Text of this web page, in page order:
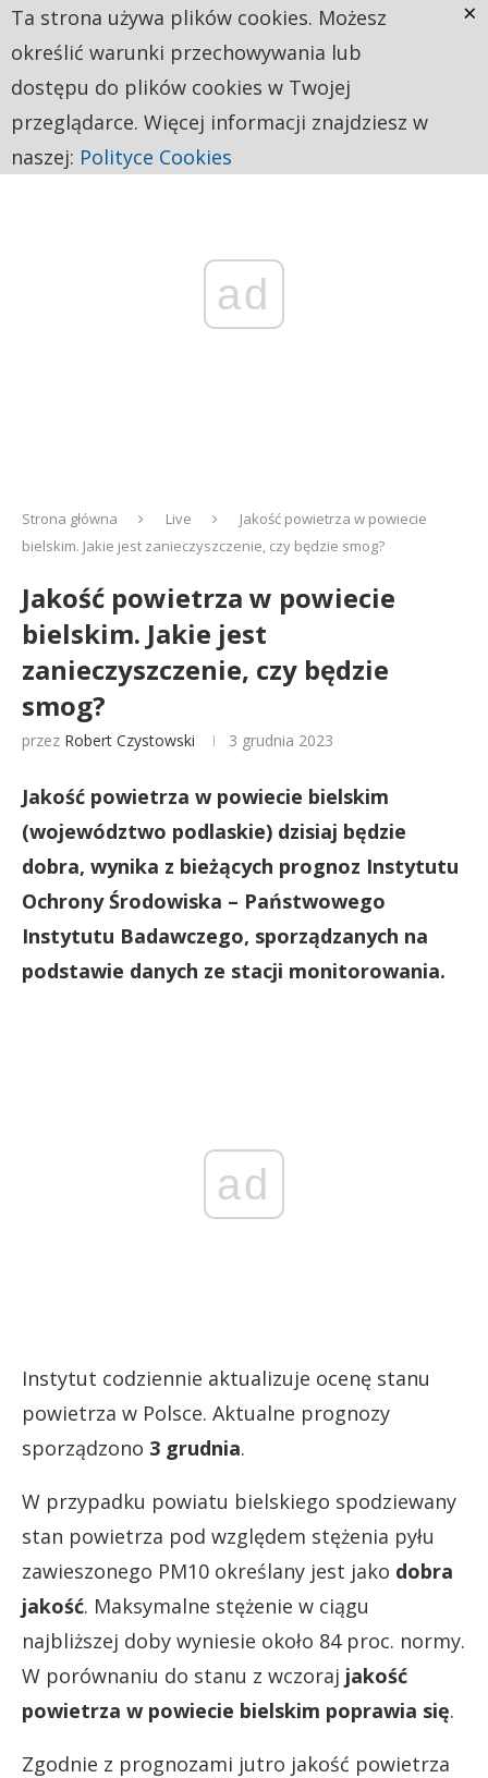
ad
Strona główna Live
Jakość powietrza w powiecie
bielskim. Jakie jest zanieczyszczenie, czy będzie smog?
Jakość powietrza w powiecie
bielskim. Jakie jest
zanieczyszczenie, czy będzie
smog?
przez Robert Czystowski 3 grudnia 2023
Jakość powietrza w powiecie bielskim
(województwo podlaskie) dzisiaj będzie
dobra, wynika z bieżących prognoz Instytutu
Ochrony Środowiska – Państwowego
Instytutu Badawczego, sporządzanych na
podstawie danych ze stacji monitorowania.
ad
Instytut codziennie aktualizuje ocenę stanu
powietrza w Polsce. Aktualne prognozy
sporządzono 3 grudnia.
W przypadku powiatu bielskiego spodziewany
stan powietrza pod względem stężenia pyłu
zawieszonego PM10 określany jest jako dobra
jakość. Maksymalne stężenie w ciągu
najbliższej doby wyniesie około 84 proc. normy.
W porównaniu do stanu z wczoraj jakość
powietrza w powiecie bielskim poprawia się.
Zgodnie z prognozami jutro jakość powietrza
Ta strona używa plików cookies. Możesz
określić warunki przechowywania lub
dostępu do plików cookies w Twojej
przeglądarce. Więcej informacji znajdziesz w
naszej: Polityce Cookies
×